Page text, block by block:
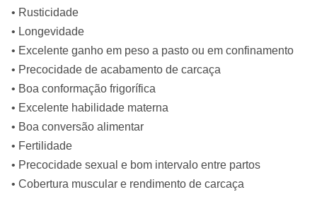
• Rusticidade
• Longevidade
• Excelente ganho em peso a pasto ou em confinamento
• Precocidade de acabamento de carcaça
• Boa conformação frigorífica
• Excelente habilidade materna
• Boa conversão alimentar
• Fertilidade
• Precocidade sexual e bom intervalo entre partos
• Cobertura muscular e rendimento de carcaça